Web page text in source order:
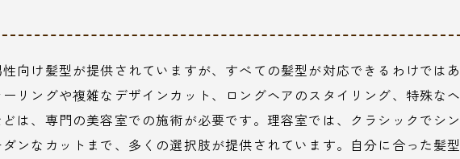
向け髪型が提供されていますが、すべての髪型が対応できるわけではあ
リングや複雑なデザインカット、ロングヘアのスタイリング、特殊なヘ
は、専門の美容室での施術が必要です。理容室では、クラシックでシン
ンなカットまで、多くの選択肢が提供されています。自分に合った髪型